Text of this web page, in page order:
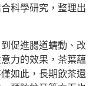
科學研究，整理出
促進腸道蠕動、改
力的效果，茶葉蘊
如此，長期飲茶還